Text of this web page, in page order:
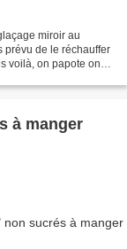
miroir au
prévu de le réchauffer
voilà, on papote on
à manger